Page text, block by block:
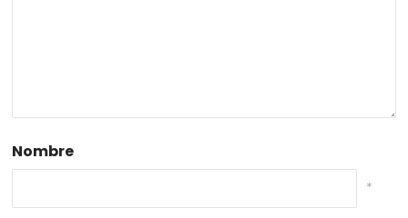
Nombre
*